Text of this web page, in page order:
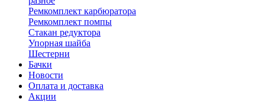
Ремкомплект карбюратора
Ремкомплект помпы
Стакан редуктора
Упорная шайба
Шестерни
Бачки
Новости
Оплата и доставка
Акции